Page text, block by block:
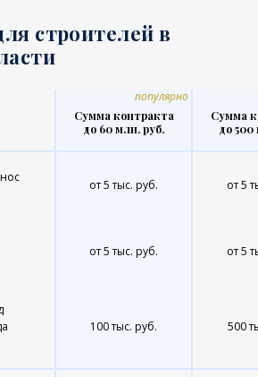
строителей в
Сумма контракта
до 60 млн. руб.
популярно
Сумма
до
от 5 тыс. руб. от 5
от 5 тыс. руб. от 5
100 тыс. руб. 500